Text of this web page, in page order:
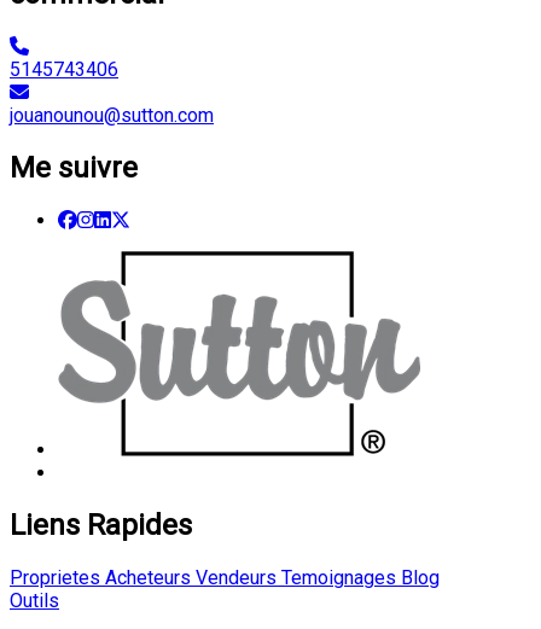
5145743406
jouanounou@sutton.com
Me suivre
Liens Rapides
Proprietes Acheteurs Vendeurs Temoignages Blog
Outils